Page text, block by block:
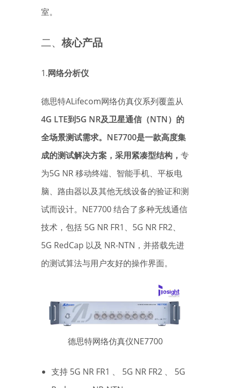
室。
二、 核心产品
1.网络分析仪
德思特ALifecom网络仿真仪系列覆盖从
4G LTE到5G NR及卫星通信（NTN）的
全场景测试需求。NE7700是一款高度集
成的测试解决方案，采用紧凑型结构， 专
为5G NR 移动终端、智能手机、平板电
脑、路由器以及其他无线设备的验证和测
试而设计。NE7700 结合了多种无线通信
技术，包括 5G NR FR1、5G NR FR2、
5G RedCap 以及 NR-NTN，并搭载先进
的测试算法与用户友好的操作界面。
德思特网络仿真仪NE7700
支持 5G NR FR1 、 5G NR FR2 、 5G